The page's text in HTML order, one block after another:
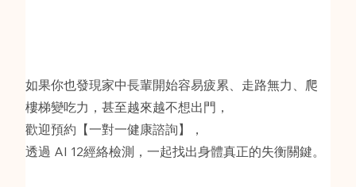
如果你也發現家中長輩開始容易疲累、走路無力、爬
樓梯變吃力，甚至越來越不想出門，
歡迎預約【一對一健康諮詢】，
透過 AI 12經絡檢測，一起找出身體真正的失衡關鍵。